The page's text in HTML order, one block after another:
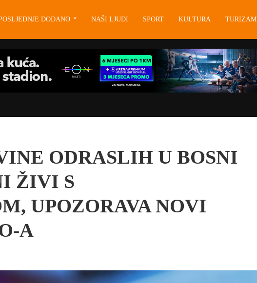
DODANO NAŠI LJUDI SPORT KULTURA TURIZAM
ODRASLIH U BOSNI
ŽIVI S
UPOZORAVA NOVI
A